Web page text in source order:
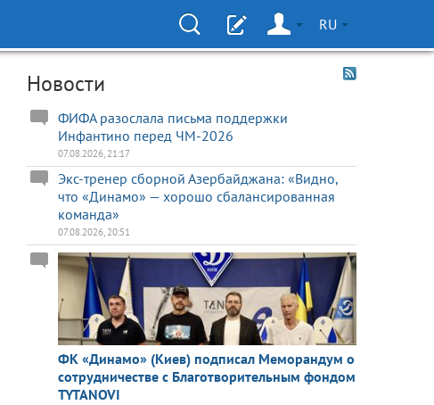
RU
Новости
ФИФА разослала письма поддержки
Инфантино перед ЧМ-2026
07.08.2026, 21:17
Экс-тренер сборной Азербайджана: «Видно,
что «Динамо» — хорошо сбалансированная
команда»
07.08.2026, 20:51
ФК «Динамо» (Киев) подписал Меморандум о
сотрудничестве с Благотворительным фондом
TYTANOVI